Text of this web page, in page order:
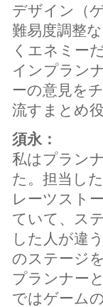
デザイン（
難易度調整
くエネミー
インプラン
ーの意見を
流すまとめ
須永：
私はプラン
た。担当し
レーツスト
ていて、ス
した人が違
のステージ
プランナー
ではゲーム